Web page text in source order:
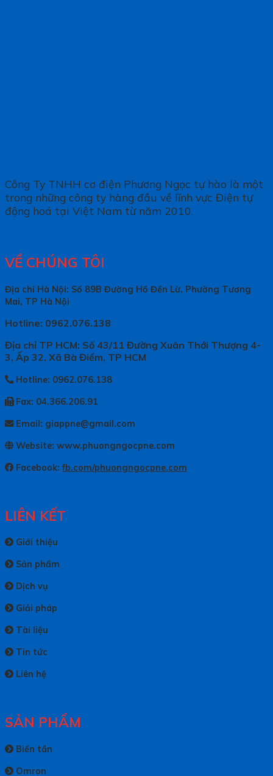
Công Ty TNHH cơ điện Phương Ngọc tự hào là một
trong những công ty hàng đầu về lĩnh vực Điện tự
động hoá tại Việt Nam từ năm 2010.
VỀ CHÚNG TÔI
Địa chỉ Hà Nội: Số 89B Đường Hồ Đền Lừ, Phường Tương
Mai, TP Hà Nội
Hotline: 0962.076.138
Địa chỉ TP HCM: Số 43/11 Đường Xuân Thới Thượng 4-
3, Ấp 32, Xã Bà Điểm, TP HCM
Hotline: 0962.076.138
Fax: 04.366.206.91
Email: giappne@gmail.com
Website: www.phuongngocpne.com
Facebook:fb.com/phuongngocpne.com
LIÊN KẾT
Giới thiệu
Sản phẩm
Dịch vụ
Giải pháp
Tài liệu
Tin tức
Liên hệ
SẢN PHẨM
Biến tần
Omron